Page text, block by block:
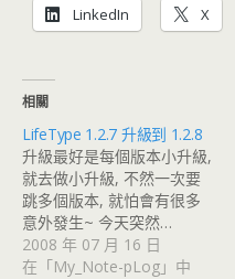
LinkedIn X
相關
LifeType 1.2.7 升級到 1.2.8
升級最好是每個版本小升級,
就去做小升級, 不然一次要
跳多個版本, 就怕會有很多
意外發生~ 今天突然…
2008 年 07 月 16 日
在「My_Note-pLog」中